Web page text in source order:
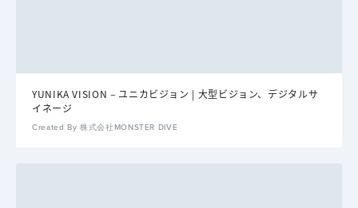
YUNIKA VISION – ユニカビジョン | 大型ビジョン、デジタルサ
イネージ
Created By 株式会社MONSTER DIVE